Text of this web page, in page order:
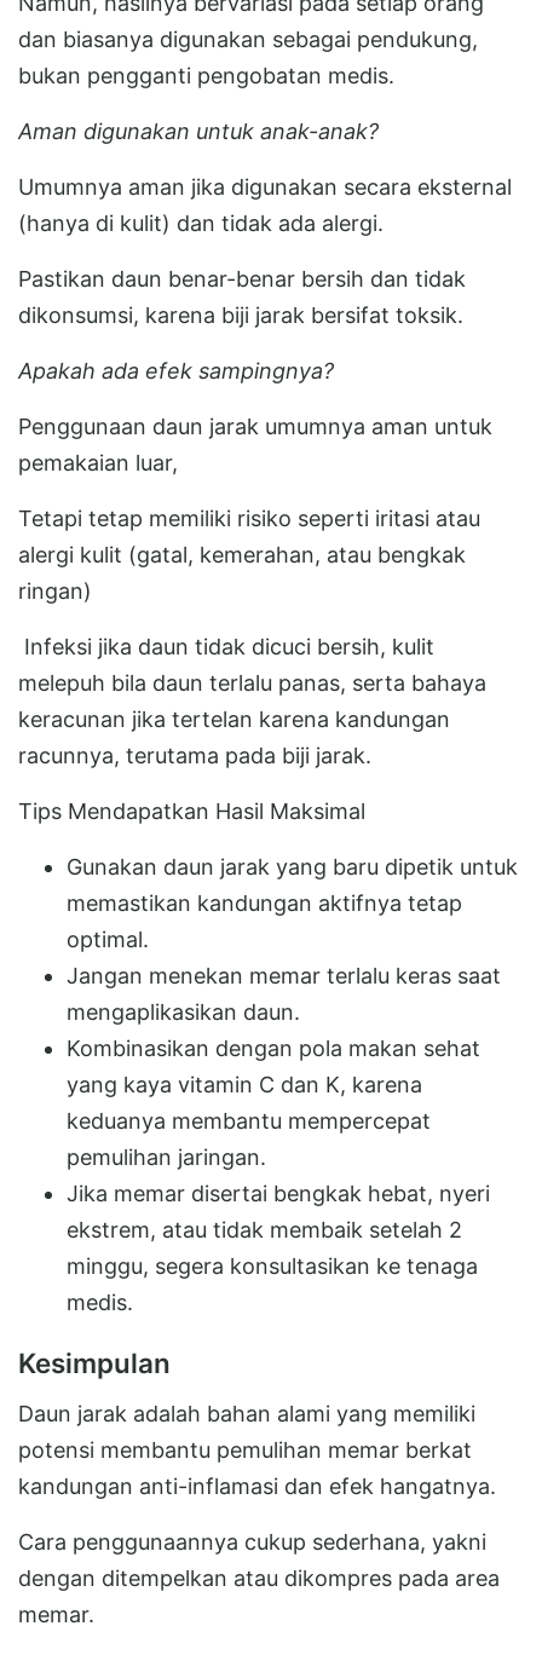
dan biasanya digunakan sebagai pendukung,
bukan pengganti pengobatan medis.
Aman digunakan untuk anak-anak?
Umumnya aman jika digunakan secara eksternal
(hanya di kulit) dan tidak ada alergi.
Pastikan daun benar-benar bersih dan tidak
dikonsumsi, karena biji jarak bersifat toksik.
Apakah ada efek sampingnya?
Penggunaan daun jarak umumnya aman untuk
pemakaian luar,
Tetapi tetap memiliki risiko seperti iritasi atau
alergi kulit (gatal, kemerahan, atau bengkak
ringan)
Infeksi jika daun tidak dicuci bersih, kulit
melepuh bila daun terlalu panas, serta bahaya
keracunan jika tertelan karena kandungan
racunnya, terutama pada biji jarak.
Tips Mendapatkan Hasil Maksimal
Gunakan daun jarak yang baru dipetik untuk
memastikan kandungan aktifnya tetap
optimal.
Jangan menekan memar terlalu keras saat
mengaplikasikan daun.
Kombinasikan dengan pola makan sehat
yang kaya vitamin C dan K, karena
keduanya membantu mempercepat
pemulihan jaringan.
Jika memar disertai bengkak hebat, nyeri
ekstrem, atau tidak membaik setelah 2
minggu, segera konsultasikan ke tenaga
medis.
Kesimpulan
Daun jarak adalah bahan alami yang memiliki
potensi membantu pemulihan memar berkat
kandungan anti-inflamasi dan efek hangatnya.
Cara penggunaannya cukup sederhana, yakni
dengan ditempelkan atau dikompres pada area
memar.